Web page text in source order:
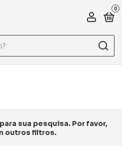
0
sua pesquisa. Por favor,
outros filtros.